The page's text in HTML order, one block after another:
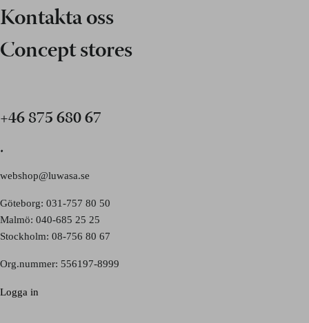
Kontakta oss
Concept stores
+46 875 680 67
.
webshop@luwasa.se
Göteborg: 031-757 80 50
Malmö: 040-685 25 25
Stockholm: 08-756 80 67
Org.nummer: 556197-8999
Logga in